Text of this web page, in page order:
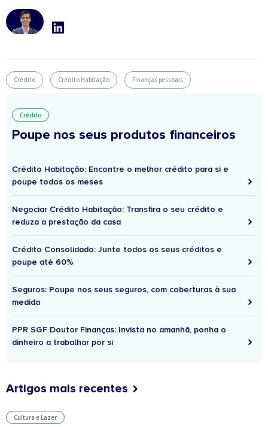
Crédito Crédito Habitação Finanças pessoais
Crédito
Poupe nos seus produtos financeiros
Crédito Habitação: Encontre o melhor crédito para si e
poupe todos os meses
Negociar Crédito Habitação: Transfira o seu crédito e
reduza a prestação da casa
Crédito Consolidado: Junte todos os seus créditos e
poupe até 60%
Seguros: Poupe nos seus seguros, com coberturas à sua
medida
PPR SGF Doutor Finanças: Invista no amanhã, ponha o
dinheiro a trabalhar por si
Artigos mais recentes
Cultura e Lazer